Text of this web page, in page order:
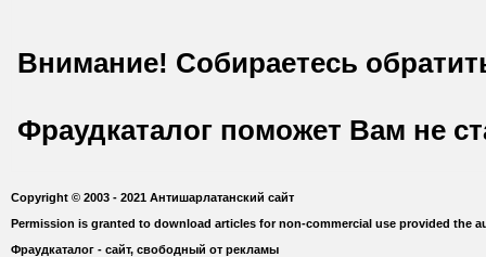
Внимание! Собираетесь
Фраудкаталог поможет Вам не
Copyright © 2003 - 2021 Антишарлатанский сайт
Permission is granted to download articles for non-commercial use provided the
Фраудкаталог - сайт, свободный от рекламы